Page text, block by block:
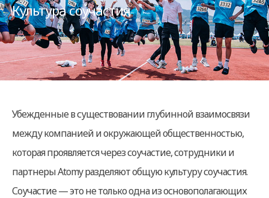
Культура соучастия
Убежденные в существовании глубинной взаимосвязи
между компанией и окружающей общественностью,
которая проявляется через соучастие, сотрудники и
партнеры Atomy разделяют общую культуру соучастия.
Соучастие — это не только одна из основополагающих